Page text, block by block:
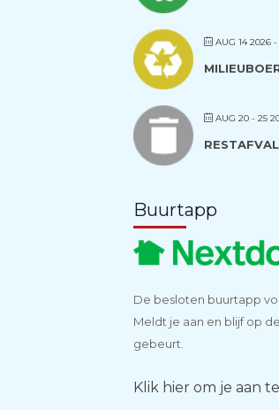
AUG 14 2026 -
AUG 20 - 25
RESTAFVAL
Buurtapp
De besloten buurtapp
Meldt je aan en blijf op
gebeurt.
Klik hier om je aan